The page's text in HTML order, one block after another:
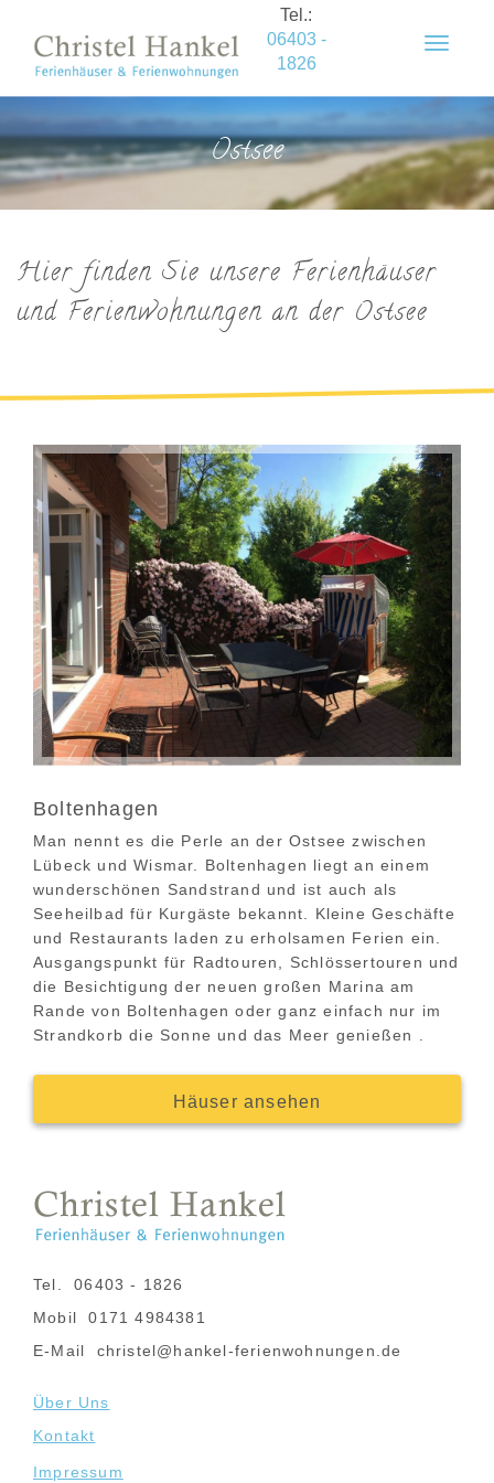
Tel.:
06403 -
1826
Toggle
Ostsee
Hier finden Sie unsere Ferienhäuser
und Ferienwohnungen an der Ostsee
Boltenhagen
Man nennt es die Perle an der Ostsee zwischen
Lübeck und Wismar. Boltenhagen liegt an einem
wunderschönen Sandstrand und ist auch als
Seeheilbad für Kurgäste bekannt. Kleine Geschäfte
und Restaurants laden zu erholsamen Ferien ein.
Ausgangspunkt für Radtouren, Schlössertouren und
die Besichtigung der neuen großen Marina am
Rande von Boltenhagen oder ganz einfach nur im
Strandkorb die Sonne und das Meer genießen .
Häuser ansehen
Tel.06403 - 1826
Mobil0171 4984381
E-Mail christel@hankel-ferienwohnungen.de
Über Uns
Kontakt
Impressum